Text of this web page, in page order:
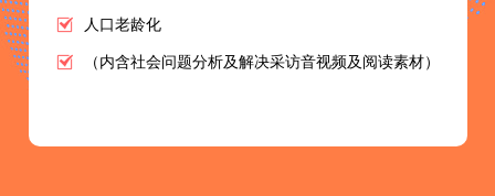
人口老龄化
（内含社会问题分析及解决采访音视频及阅读素材）